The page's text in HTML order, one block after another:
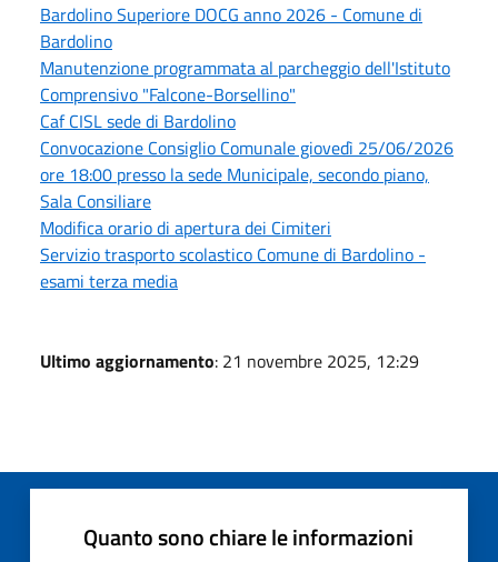
Bardolino Superiore DOCG anno 2026 - Comune di
Bardolino
Manutenzione programmata al parcheggio dell'Istituto
Comprensivo "Falcone-Borsellino"
Caf CISL sede di Bardolino
Convocazione Consiglio Comunale giovedì 25/06/2026
ore 18:00 presso la sede Municipale, secondo piano,
Sala Consiliare
Modifica orario di apertura dei Cimiteri
Servizio trasporto scolastico Comune di Bardolino -
esami terza media
Ultimo aggiornamento: 21 novembre 2025, 12:29
Quanto sono chiare le informazioni